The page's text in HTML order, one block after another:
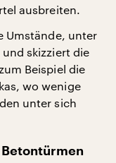
ausbreiten.
Umstände, unter
skizziert die
Beispiel die
wo wenige
unter sich